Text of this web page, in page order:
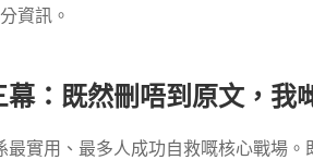
分資訊。
幕：既然刪唔到原文，我
最實用、最多人成功自救嘅核心戰場